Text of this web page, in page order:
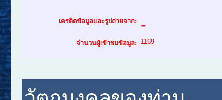
เครดิตข้อมูลและรูปถ่ายจาก: -
จำนวนผู้เข้าชมข้อมูล: 1169